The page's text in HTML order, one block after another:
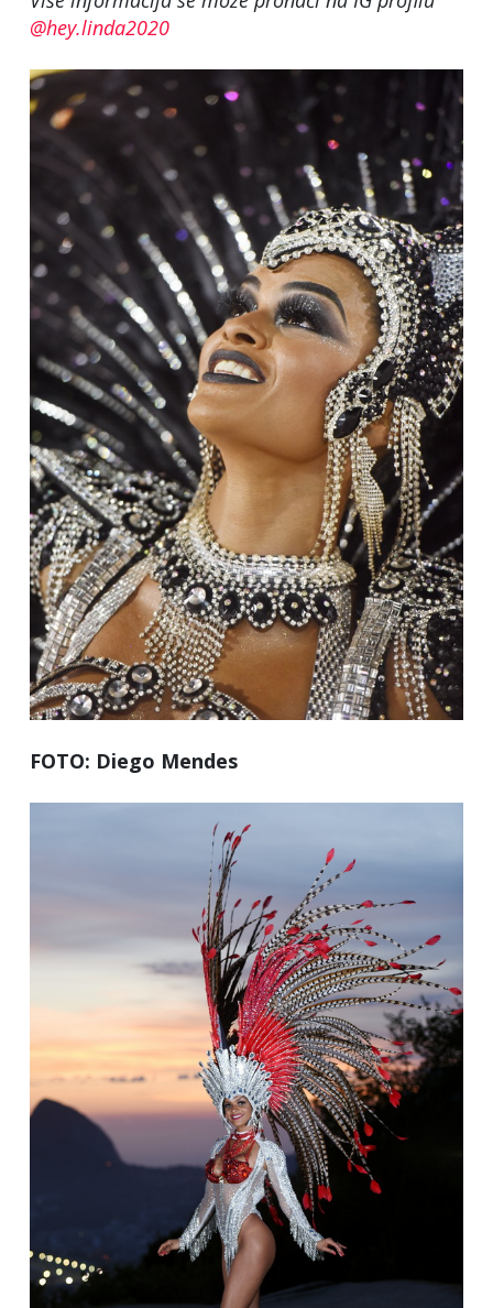
@hey.linda2020
FOTO: Diego Mendes